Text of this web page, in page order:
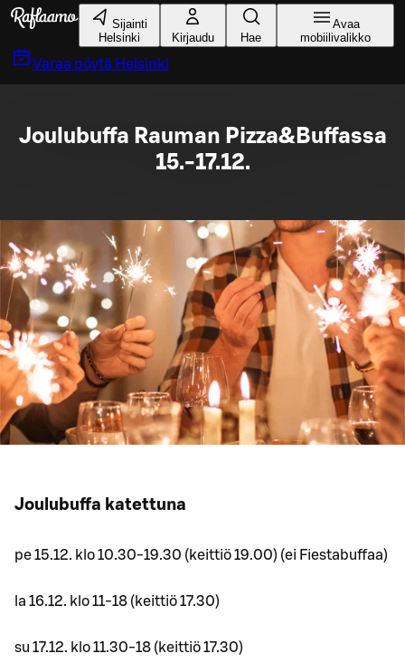
Siirry pääsisältöön
Sijainti
Helsinki
Kirjaudu Hae
Avaa
mobiilivalikko
Varaa pöytä Helsinki
Joulubuffa Rauman Pizza&Buffassa
15.-17.12.
Joulubuffa katettuna
pe 15.12. klo 10.30-19.30 (keittiö 19.00) (ei Fiestabuffaa)
la 16.12. klo 11-18 (keittiö 17.30)
su 17.12. klo 11.30-18 (keittiö 17.30)